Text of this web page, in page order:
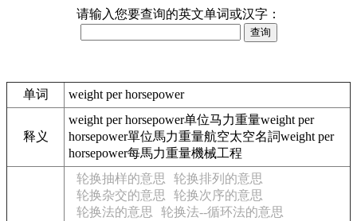
请输入您要查询的英文单词或汉字：
单词 weight per horsepower
释义
weight per horsepower单位马力重量weight per
horsepower單位馬力重量航空太空名詞weight per
horsepower每馬力重量機械工程
轮换抽样的意思
轮换排列的意思
轮换杂交的意思
轮换次序的意思
轮换法的意思
轮换法--循环法的意思